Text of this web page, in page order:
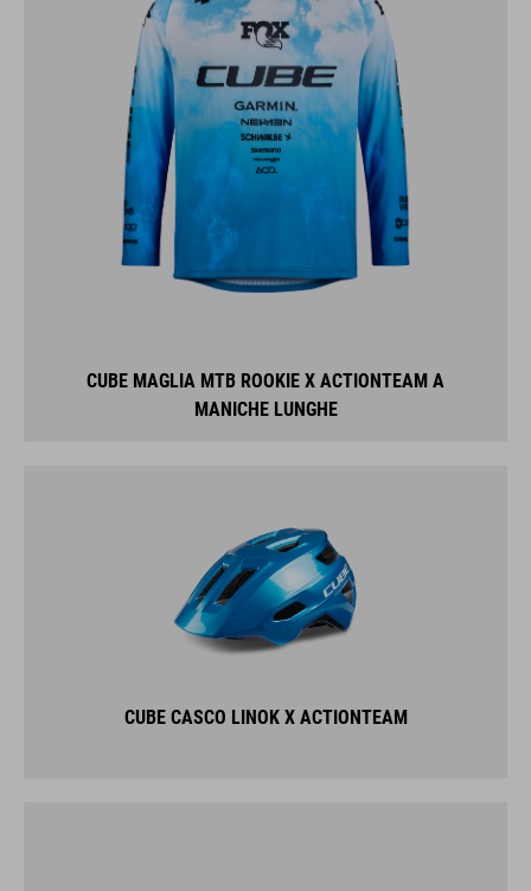
CUBE MAGLIA MTB ROOKIE X ACTIONTEAM A
MANICHE LUNGHE
CUBE CASCO LINOK X ACTIONTEAM